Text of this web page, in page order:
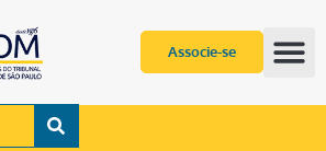
Associe-se